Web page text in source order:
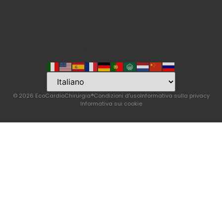
© 2026 EcoCardioChirurgia®Condizioni d'usoInformativa sulla privacy
Informativa sui cookie